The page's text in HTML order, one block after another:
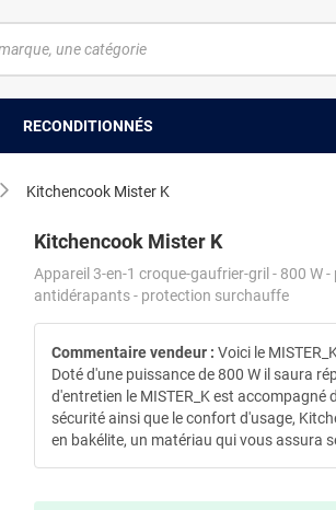
RECONDITIONNÉS
Kitchencook Mister K
Kitchencook Mister K
Appareil 3-en-1 croque-gaufrier-gril - 800 W
antidérapants - protection surchauffe
Commentaire vendeur : Voici le
Doté d'une puissance de 800 W il saura
d'entretien le MISTER_K est
sécurité ainsi que le confort d'usage,
en bakélite, un matériau qui vous assura